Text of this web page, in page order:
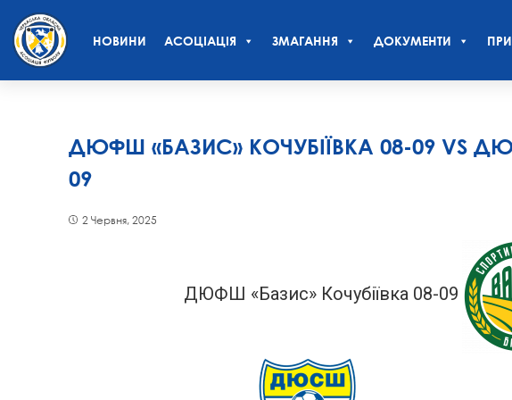
НОВИНИ АСОЦІАЦІЯ ЗМАГАННЯ ДОКУМЕНТИ
ДЮФШ «БАЗИС» КОЧУБІЇВКА 08-09 VS
09
2 Червня, 2025
ДЮФШ «Базис» Кочубіївка 08-09